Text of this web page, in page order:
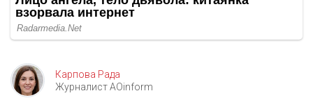
Карпова Рада
Журналист AOinform